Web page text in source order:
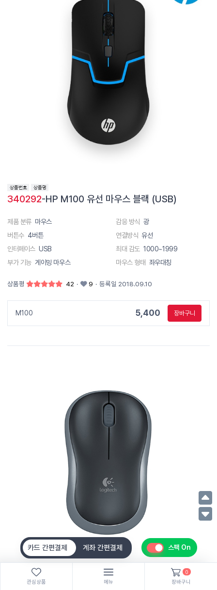
340292-HP M100 유선 마우스 블랙 (USB)
제품 분류 마우스 감응 방식 광
버튼수 4버튼 연결방식 유선
인터페이스 USB 최대 감도 1000~1999
부가 기능 게이밍 마우스 마우스 형태 좌우대칭
상품평 42 · 9 · 등록일 2018.09.10
M100 5,400 장바구니
카드 간편결제 계좌 간편결제 스팩 On
관심상품 메뉴
0
장바구니